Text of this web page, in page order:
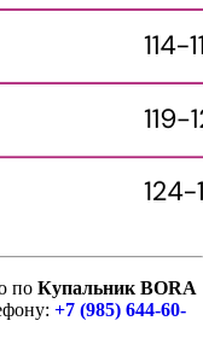
по Купальник BORA
+7 (985) 644-60-